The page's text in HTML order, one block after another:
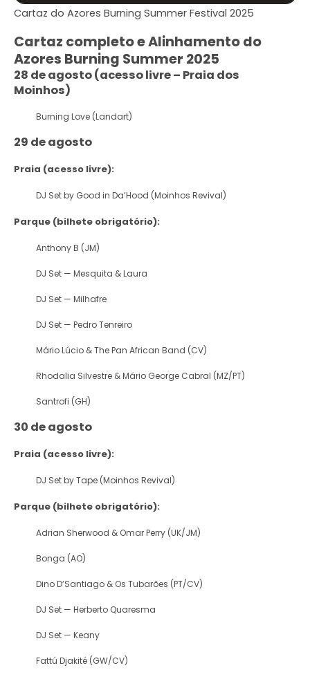
Cartaz do Azores Burning Summer Festival 2025
Cartaz completo e Alinhamento do
Azores Burning Summer 2025
28 de agosto (acesso livre – Praia dos
Moinhos)
Burning Love (Landart)
29 de agosto
Praia (acesso livre):
DJ Set by Good in Da’Hood (Moinhos Revival)
Parque (bilhete obrigatório):
Anthony B (JM)
DJ Set — Mesquita & Laura
DJ Set — Milhafre
DJ Set — Pedro Tenreiro
Mário Lúcio & The Pan African Band (CV)
Rhodalia Silvestre & Mário George Cabral (MZ/PT)
Santrofi (GH)
30 de agosto
Praia (acesso livre):
DJ Set by Tape (Moinhos Revival)
Parque (bilhete obrigatório):
Adrian Sherwood & Omar Perry (UK/JM)
Bonga (AO)
Dino D’Santiago & Os Tubarões (PT/CV)
DJ Set — Herberto Quaresma
DJ Set — Keany
Fattú Djakité (GW/CV)